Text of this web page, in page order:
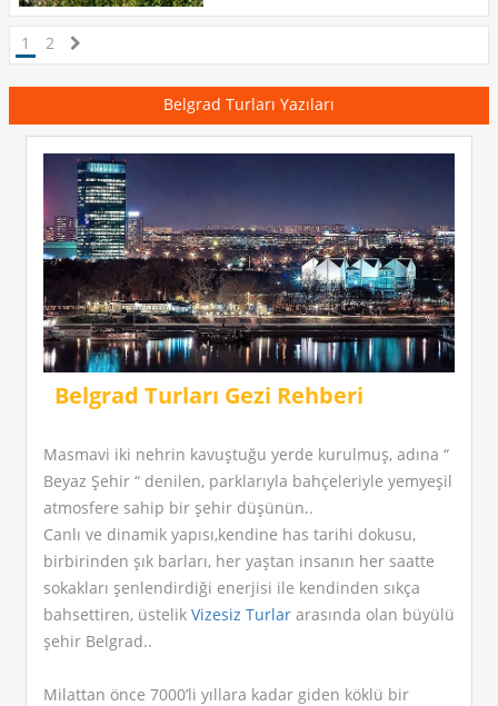
1 2
Belgrad Turları Yazıları
Belgrad Turları Gezi Rehberi
Masmavi iki nehrin kavuştuğu yerde kurulmuş, adına “
Beyaz Şehir “ denilen, parklarıyla bahçeleriyle yemyeşil
atmosfere sahip bir şehir düşünün..
Canlı ve dinamik yapısı,kendine has tarihi dokusu,
birbirinden şık barları, her yaştan insanın her saatte
sokakları şenlendirdiği enerjisi ile kendinden sıkça
bahsettiren, üstelik Vizesiz Turlar arasında olan büyülü
şehir Belgrad..
Milattan önce 7000’li yıllara kadar giden köklü bir